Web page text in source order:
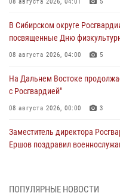
В Сибирском округе
посвященные Дню
08 августа 2026, 04:00 5
На Дальнем Востоке
с Росгвардией"
08 августа 2026, 00:00 3
Заместитель директора
Ершов поздравил
ПОПУЛЯРНЫЕ НОВОСТИ